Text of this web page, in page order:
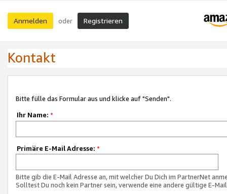
Anmelden oder Registrieren
Kontakt
Bitte fülle das Formular aus und klicke auf "Senden".
Ihr Name: *
Primäre E-Mail Adresse: *
Bitte gib die E-Mail Adresse an, mit welcher Du Dich im PartnerNet
Solltest Du noch kein Partner sein, verwende eine andere gültige E-